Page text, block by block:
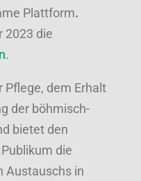
Plattform.
2023 die
.
Pflege, dem Erhalt
der böhmisch-
bietet den
die
Austauschs in